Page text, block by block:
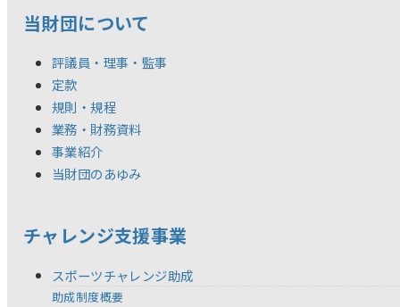
当財団について
評議員・理事・監事
定款
規則・規程
業務・財務資料
事業紹介
当財団のあゆみ
チャレンジ支援事業
スポーツチャレンジ助成
助成制度概要